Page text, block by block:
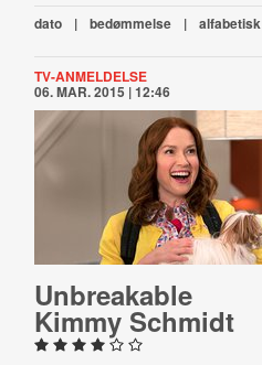
dato | bedømmelse | alfabetisk
TV-ANMELDELSE
06. MAR. 2015 | 12:46
Un­break­able
Kimmy Schmidt